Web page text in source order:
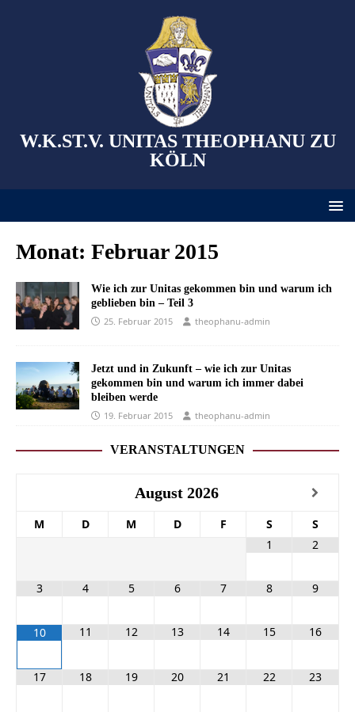
W.K.ST.V. UNITAS THEOPHANU ZU
KÖLN
Monat: Februar 2015
Wie ich zur Unitas gekommen bin und warum ich
geblieben bin – Teil 3
25. Februar 2015
theophanu-admin
Jetzt und in Zukunft – wie ich zur Unitas
gekommen bin und warum ich immer dabei
bleiben werde
19. Februar 2015
theophanu-admin
VERANSTALTUNGEN
August 2026
M D M D F S
S
1
2
3 4 5 6 7 8 9
10 11 12 13 14 15 16
17 18 19 20 21 22 23